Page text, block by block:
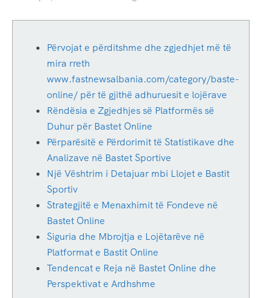
Përvojat e përditshme dhe zgjedhjet më të
mira rreth
www.fastnewsalbania.com/category/baste-
online/ për të gjithë adhuruesit e lojërave
Rëndësia e Zgjedhjes së Platformës së
Duhur për Bastet Online
Përparësitë e Përdorimit të Statistikave dhe
Analizave në Bastet Sportive
Një Vështrim i Detajuar mbi Llojet e Bastit
Sportiv
Strategjitë e Menaxhimit të Fondeve në
Bastet Online
Siguria dhe Mbrojtja e Lojëtarëve në
Platformat e Bastit Online
Tendencat e Reja në Bastet Online dhe
Perspektivat e Ardhshme